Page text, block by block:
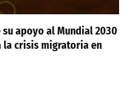
apoyo al Mundial 2030
la crisis migratoria en